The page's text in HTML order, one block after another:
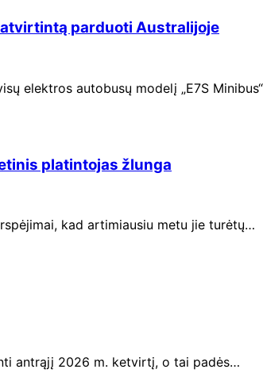
parduoti Australijoje
elektros autobusų modelį „E7S
platintojas žlunga
kad artimiausiu metu jie turėtų…
antrąjį 2026 m. ketvirtį, o tai padės…